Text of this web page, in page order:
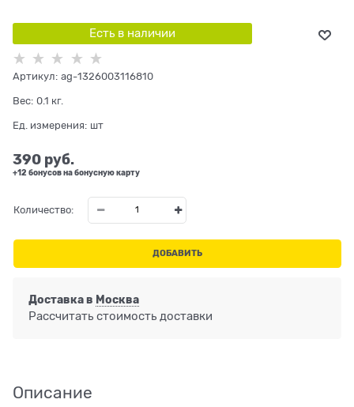
Есть в наличии
Артикул: ag-1326003116810
Вес: 0.1 кг.
Ед. измерения: шт
390 руб.
+12 бонусов на бонусную карту
Количество:
ДОБАВИТЬ
Доставка в Москва
Рассчитать стоимость доставки
Описание